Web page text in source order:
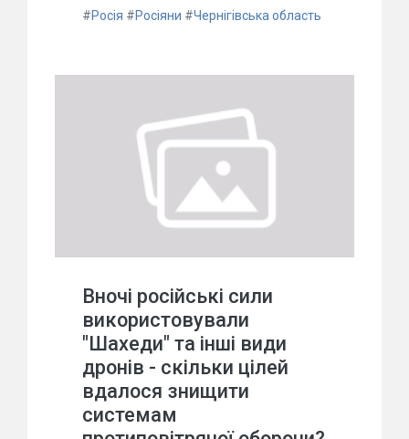
#Росія #Росіяни #Чернігівська область
Вночі російські сили
використовували
"Шахеди" та інші види
дронів - скільки цілей
вдалося знищити
системам